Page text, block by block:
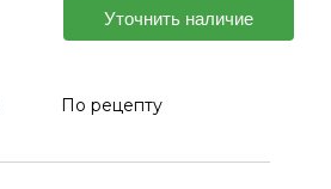
Уточнить наличие
По рецепту